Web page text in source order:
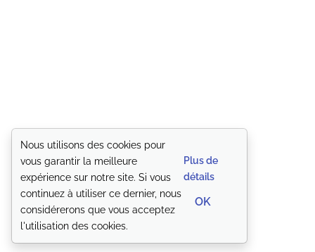
Nous utilisons des cookies pour
vous garantir la meilleure
expérience sur notre site. Si vous
continuez à utiliser ce dernier, nous
considérerons que vous acceptez
l'utilisation des cookies.
Plus de
détails
OK